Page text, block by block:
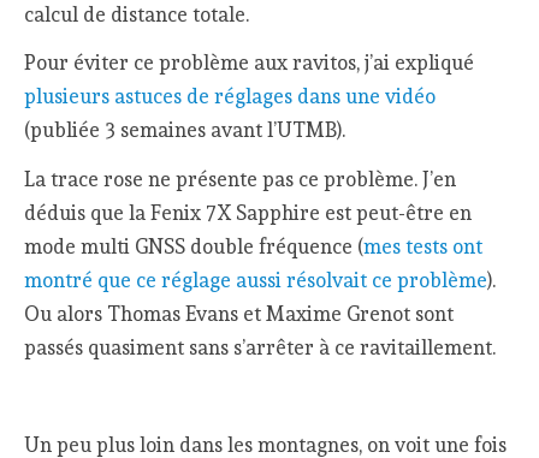
calcul de distance totale.
Pour éviter ce problème aux ravitos, j’ai expliqué
plusieurs astuces de réglages dans une vidéo
(publiée 3 semaines avant l’UTMB).
La trace rose ne présente pas ce problème. J’en
déduis que la Fenix 7X Sapphire est peut-être en
mode multi GNSS double fréquence (mes tests ont
montré que ce réglage aussi résolvait ce problème).
Ou alors Thomas Evans et Maxime Grenot sont
passés quasiment sans s’arrêter à ce ravitaillement.
Un peu plus loin dans les montagnes, on voit une fois